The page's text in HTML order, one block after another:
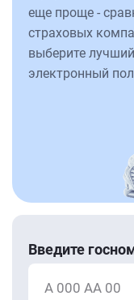
еще проще -
страховых
выберите
электронный
Введите
А 000 АА 00